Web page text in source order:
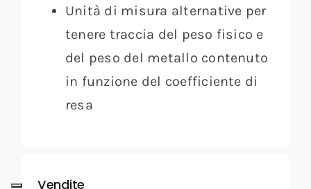
Unità di misura alternative per
tenere traccia del peso fisico e
del peso del metallo contenuto
in funzione del coefficiente di
resa
Vendite